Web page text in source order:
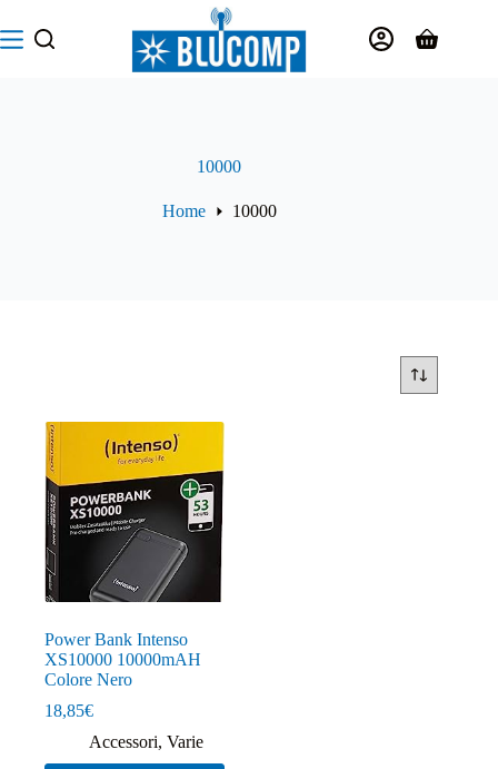
al
contenuto
Carrello
10000
Home 10000
Power Bank Intenso
XS10000 10000mAH
Colore Nero
18,85€
Accessori, Varie